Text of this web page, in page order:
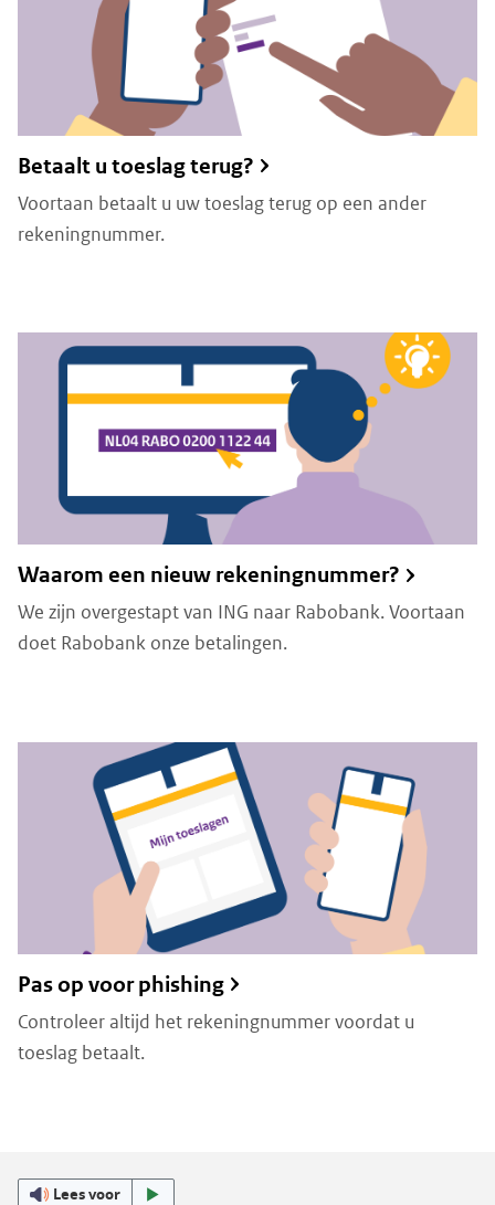
Betaalt u toeslag terug?
Voortaan betaalt u uw toeslag terug op een ander
rekeningnummer.
Waarom een nieuw rekeningnummer?
We zijn overgestapt van ING naar Rabobank. Voortaan
doet Rabobank onze betalingen.
Pas op voor phishing
Controleer altijd het rekeningnummer voordat u
toeslag betaalt.
Lees voor